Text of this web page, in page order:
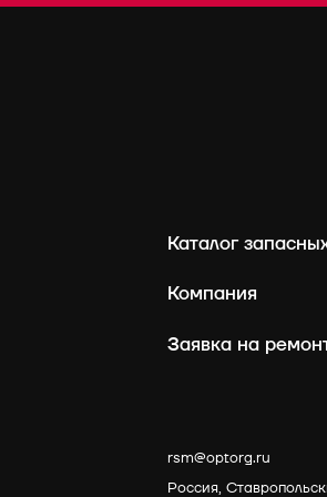
Каталог
Компания
Заявка на
rsm@optorg.ru
Россия,